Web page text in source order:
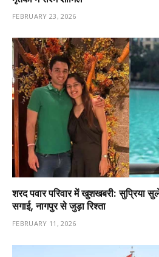
FEBRUARY 23, 2026
शरद पवार परिवार में खुशखबरी: सुप्रिया
सगाई, नागपुर से जुड़ा रिश्ता
FEBRUARY 11, 2026